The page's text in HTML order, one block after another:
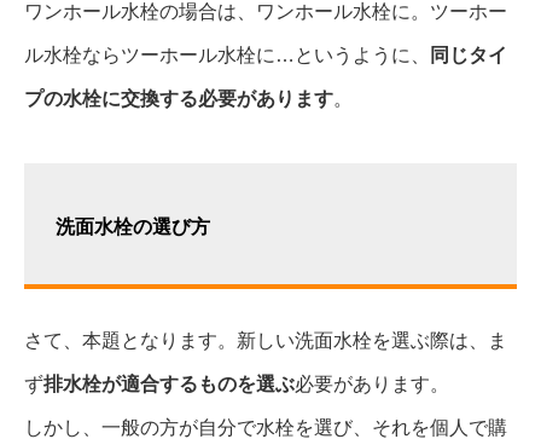
ワンホール水栓の場合は、ワンホール水栓に。ツーホー
ル水栓ならツーホール水栓に…というように、 同じタイ
プの水栓に交換する必要があります。
洗面水栓の選び方
さて、本題となります。新しい洗面水栓を選ぶ際は、ま
ず排水栓が適合するものを選ぶ必要があります。
しかし、一般の方が自分で水栓を選び、それを個人で購